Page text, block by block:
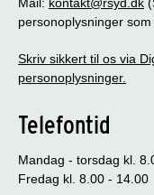
personoplysninger
Skriv sikkert til os via
personoplysninger.
Telefontid
Mandag - torsdag kl.
Fredag kl. 8.00 - 14.00